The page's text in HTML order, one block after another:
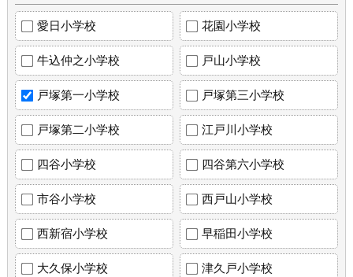
愛日小学校 花園小学校
牛込仲之小学校 戸山小学校
戸塚第一小学校 戸塚第三小学校
戸塚第二小学校 江戸川小学校
四谷小学校 四谷第六小学校
市谷小学校 西戸山小学校
西新宿小学校 早稲田小学校
大久保小学校 津久戸小学校